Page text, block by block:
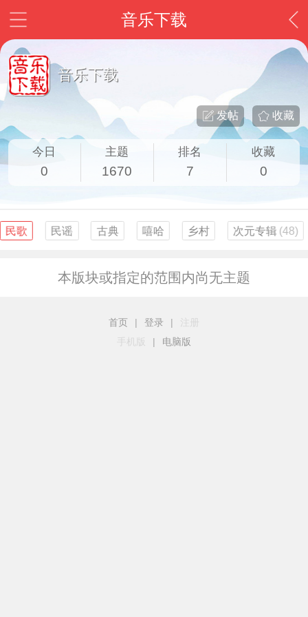
音乐下载
音乐下载
收藏
发帖
今日
0
主题
1670
排名
7
收藏
0
民歌 民谣 古典 嘻哈 乡村 次元专辑 (48)
本版块或指定的范围内尚无主题
首页 | 登录 |
手机版
| 电脑版